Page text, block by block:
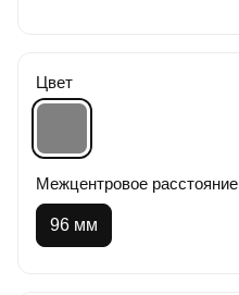
Цвет
Межцентровое расстояние
96 мм